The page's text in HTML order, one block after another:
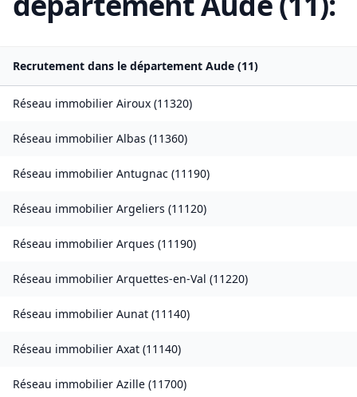
Recrutement dans le département Aude (11)
Réseau immobilier Airoux (11320)
Réseau immobilier Albas (11360)
Réseau immobilier Antugnac (11190)
Réseau immobilier Argeliers (11120)
Réseau immobilier Arques (11190)
Réseau immobilier Arquettes-en-Val (11220)
Réseau immobilier Aunat (11140)
Réseau immobilier Axat (11140)
Réseau immobilier Azille (11700)